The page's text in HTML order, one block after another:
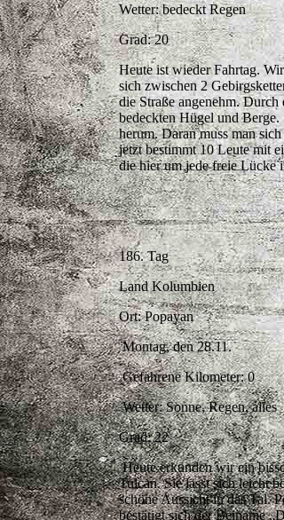
Wetter: bedeckt Regen
Grad: 20
Heute ist wieder Fahrtag.
sich zwischen 2
die Straße angenehm.
bedeckten Hügel und
herum. Daran muss man
jetzt bestimmt 10 Leute mit
die hier um jede freie
186. Tag
Land Kolumbien
Ort: Popayan
Montag, den 28.11.
Gefahrene Kilometer: 0
Wetter: Sonne, Regen, alles
Grad: 22
Heute erkunden wir ein
Tulcan. Sie lässt sich leicht
schöne Aussicht in das Tal.
bestätigt sich der Beiname